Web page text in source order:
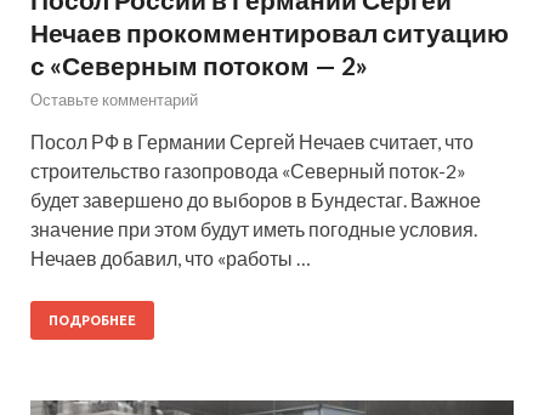
Нечаев прокомментировал ситуацию
с «Северным потоком — 2»
Оставьте комментарий
Посол РФ в Германии Сергей Нечаев считает, что
строительство газопровода «Северный поток-2»
будет завершено до выборов в Бундестаг. Важное
значение при этом будут иметь погодные условия.
Нечаев добавил, что «работы …
ПОДРОБНЕЕ